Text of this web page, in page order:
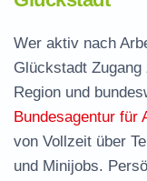
Wer aktiv nach
Glückstadt
Region und
Bundesagentur für
von Vollzeit über
und Minijobs.